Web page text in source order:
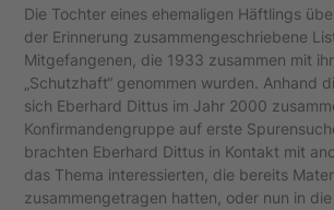
Die Tochter eines ehemaligen Häftlings
der Erinnerung zusammengeschriebene
Mitgefangenen, die 1933 zusammen mit
„Schutzhaft“ genommen wurden. Anhand
sich Eberhard Dittus im Jahr 2000
Konfirmandengruppe auf erste
brachten Eberhard Dittus in Kontakt mit
das Thema interessierten, die bereits
zusammengetragen hatten, oder nun in